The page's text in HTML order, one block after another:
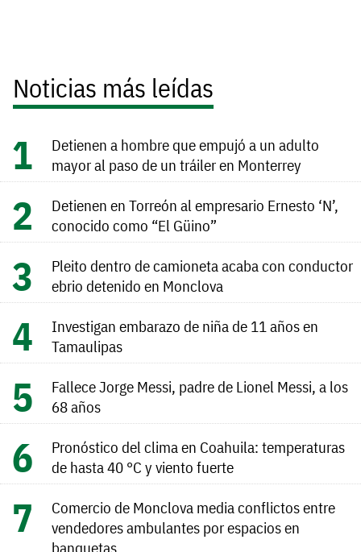
Noticias más leídas
Detienen a hombre que empujó a un adulto
mayor al paso de un tráiler en Monterrey
Detienen en Torreón al empresario Ernesto ‘N’,
conocido como “El Güino”
Pleito dentro de camioneta acaba con conductor
ebrio detenido en Monclova
Investigan embarazo de niña de 11 años en
Tamaulipas
Fallece Jorge Messi, padre de Lionel Messi, a los
68 años
Pronóstico del clima en Coahuila: temperaturas
de hasta 40 °C y viento fuerte
Comercio de Monclova media conflictos entre
vendedores ambulantes por espacios en
banquetas